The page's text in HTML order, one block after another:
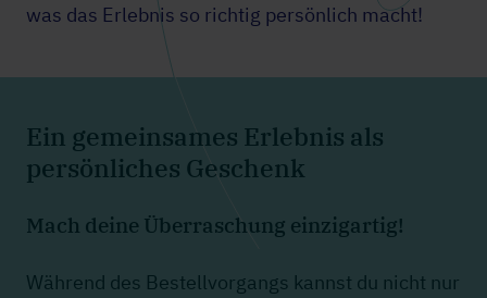
was das Erlebnis so richtig persönlich macht!
Ein gemeinsames Erlebnis als
persönliches Geschenk
Mach deine Überraschung einzigartig!
Während des Bestellvorgangs kannst du nicht nur